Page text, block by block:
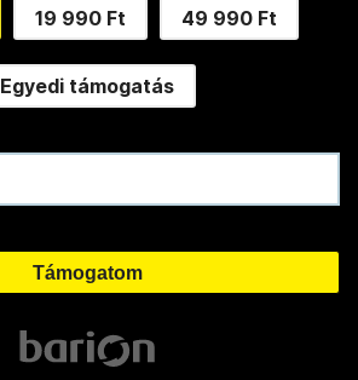
19 990 Ft 49 990 Ft
Egyedi támogatás